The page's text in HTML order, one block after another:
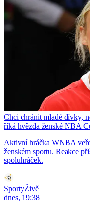
Chci chránit mladé dívky,
říká hvězda ženské NBA
Aktivní hráčka WNBA
ženském sportu. Reakce
spoluhráček.
SportyŽivě
dnes, 19:38